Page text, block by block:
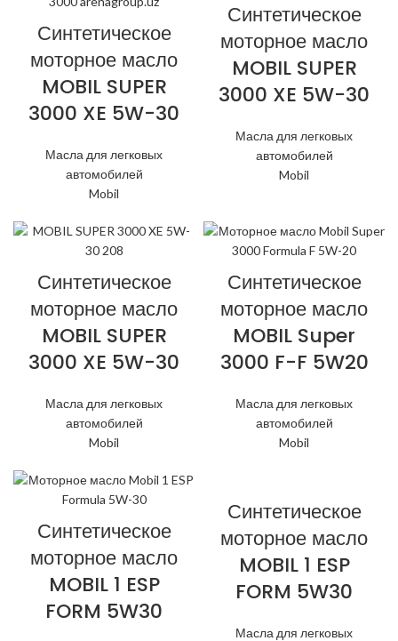
Синтетическое
моторное масло
MOBIL SUPER
3000 XE 5W-30
Масла для легковых
автомобилей
Mobil
Синтетическое
моторное масло
MOBIL SUPER
3000 XE 5W-30
Масла для легковых
автомобилей
Mobil
Синтетическое
моторное масло
MOBIL SUPER
3000 XE 5W-30
Масла для легковых
автомобилей
Mobil
Синтетическое
моторное масло
MOBIL Super
3000 F-F 5W20
Масла для легковых
автомобилей
Mobil
Синтетическое
моторное масло
MOBIL 1 ESP
FORM 5W30
Синтетическое
моторное масло
MOBIL 1 ESP
FORM 5W30
Масла для легковых